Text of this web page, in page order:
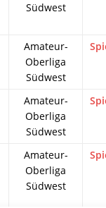
Südwest
Amateur-
Oberliga
Südwest
Amateur-
Oberliga
Südwest
Amateur-
Oberliga
Südwest